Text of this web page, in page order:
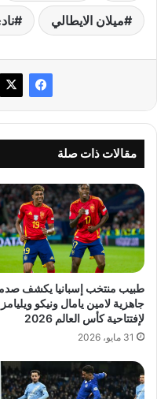
ميلان الايطالي
مقالات ذات صلة
طبيب منتخب إسبانيا يكشف
جاهزية لامين يامال ونيكو ويليامز
لإفتتاحية كأس العالم 2026
31 مايو، 2026